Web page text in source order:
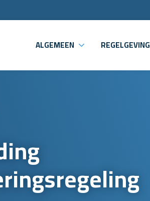
ALGEMEEN REGELGEVING